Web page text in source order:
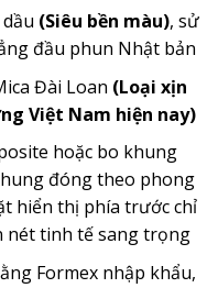
(Siêu bền màu), sử
đầu phun Nhật bản
Đài Loan (Loại xịn
Việt Nam hiện nay)
hoặc bo khung
đóng theo phong
hiển thị phía trước chỉ
nét tinh tế sang trọng
Formex nhập khẩu,